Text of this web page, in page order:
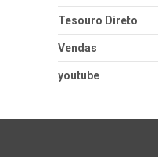
Tesouro Direto
Vendas
youtube